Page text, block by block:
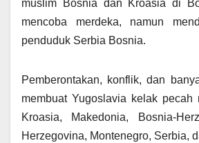
muslim Bosnia dan Kroasia di
mencoba merdeka, namun
penduduk Serbia Bosnia.
Pemberontakan, konflik, dan
membuat Yugoslavia kelak pecah
Kroasia, Makedonia, Bosnia-
Herzegovina, Montenegro, Serbia,